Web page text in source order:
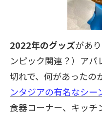
2022年のグッズがあ
ンピック関連？）アパ
切れで、何があったの
ンタジアの有名なシー
食器コーナー、キッチ